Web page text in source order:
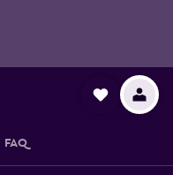
FAQ